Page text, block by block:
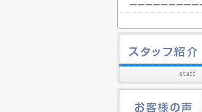
ーーーーーーーーー